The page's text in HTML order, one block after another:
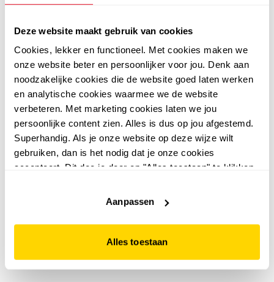
Deze website maakt gebruik van cookies
Cookies, lekker en functioneel. Met cookies maken we
onze website beter en persoonlijker voor jou. Denk aan
noodzakelijke cookies die de website goed laten werken
en analytische cookies waarmee we de website
verbeteren. Met marketing cookies laten we jou
persoonlijke content zien. Alles is dus op jou afgestemd.
Superhandig. Als je onze website op deze wijze wilt
gebruiken, dan is het nodig dat je onze cookies
accepteert. Dit doe je door op "Alles toestaan" te klikken.
website niet optimaal functioneert.
Aanpassen
Alles toestaan